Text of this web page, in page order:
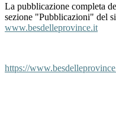
La pubblicazione completa
sezione "Pubblicazioni" del
www.besdelleprovince.it
https://